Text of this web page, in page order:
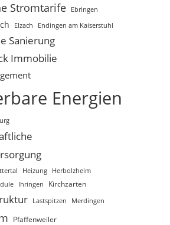
Stromtarife Ebringen
Elzach Endingen am Kaiserstuhl
Sanierung
Immobilie
Energien
Heizung Herbolzheim
Ihringen Kirchzarten
Lastspitzen Merdingen
Pfaffenweiler